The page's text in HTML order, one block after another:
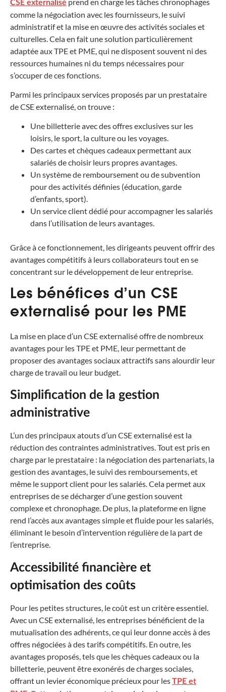
CSE externalisé
comme la négociation avec les fournisseurs, le suivi
administratif et la mise en œuvre des activités sociales et
culturelles. Cela en fait une solution particulièrement
adaptée aux TPE et PME, qui ne disposent souvent ni des
ressources humaines ni du temps nécessaires pour
s’occuper de ces fonctions.
Parmi les principaux services proposés par un prestataire
de CSE externalisé, on trouve :
Une billetterie avec des offres exclusives sur les
loisirs, le sport, la culture ou les voyages.
Des cartes et chèques cadeaux permettant aux
salariés de choisir leurs propres avantages.
Un système de remboursement ou de subvention
pour des activités définies (éducation, garde
d’enfants, sport).
Un service client dédié pour accompagner les salariés
dans l’utilisation de leurs avantages.
Grâce à ce fonctionnement, les dirigeants peuvent offrir des
avantages compétitifs à leurs collaborateurs tout en se
concentrant sur le développement de leur entreprise.
Les bénéfices d’un CSE
externalisé pour les PME
La mise en place d’un CSE externalisé offre de nombreux
avantages pour les TPE et PME, leur permettant de
proposer des avantages sociaux attractifs sans alourdir leur
charge de travail ou leur budget.
Simplification de la gestion
administrative
L’un des principaux atouts d’un CSE externalisé est la
réduction des contraintes administratives. Tout est pris en
charge par le prestataire : la négociation des partenariats, la
gestion des avantages, le suivi des remboursements, et
même le support client pour les salariés. Cela permet aux
entreprises de se décharger d’une gestion souvent
complexe et chronophage. De plus, la plateforme en ligne
rend l’accès aux avantages simple et fluide pour les salariés,
éliminant le besoin d’intervention régulière de la part de
l’entreprise.
Accessibilité financière et
optimisation des coûts
Pour les petites structures, le coût est un critère essentiel.
Avec un CSE externalisé, les entreprises bénéficient de la
mutualisation des adhérents, ce qui leur donne accès à des
offres négociées à des tarifs compétitifs. En outre, les
avantages proposés, tels que les chèques cadeaux ou la
billetterie, peuvent être exonérés de charges sociales,
offrant un levier économique précieux pour lesTPE et